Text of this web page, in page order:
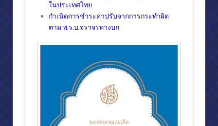
ในประเทศไทย
กำเนิดการชำระค่าปรับจากการกระทำผิด
ตาม พ.ร.บ.จราจรทางบก